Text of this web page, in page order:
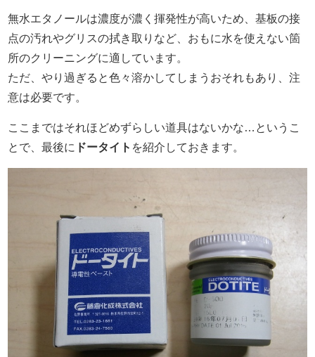
無水エタノールは濃度が濃く揮発性が高いため、基板の接
点の汚れやグリスの拭き取りなど、おもに水を使えない箇
所のクリーニングに適しています。
ただ、やり過ぎると色々溶かしてしまうおそれもあり、注
意は必要です。
ここまではそれほどめずらしい道具はないかな…というこ
とで、最後に ドータイト を紹介しておきます。